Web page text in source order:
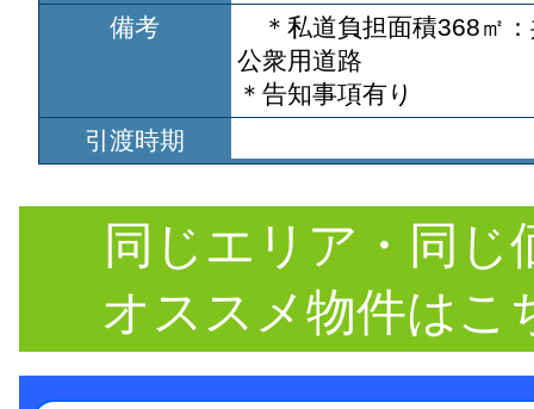
備考
＊私道負担面積368㎡
公衆用道路
＊告知事項有り
引渡時期
同じエリア・同じ
オススメ物件はこ